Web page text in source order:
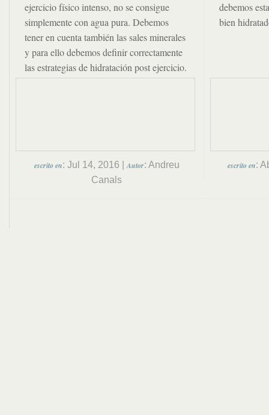
ejercicio físico intenso, no se consigue
simplemente con agua pura. Debemos
tener en cuenta también las sales minerales
y para ello debemos definir correctamente
las estrategias de hidratación post ejercicio.
escrito en: Jul 14, 2016 | Autor: Andreu
Canals
debemos
bien
escrito en: